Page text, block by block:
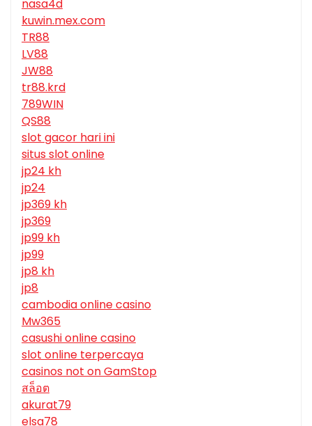
nasa4d
kuwin.mex.com
TR88
LV88
JW88
tr88.krd
789WIN
QS88
slot gacor hari ini
situs slot online
jp24 kh
jp24
jp369 kh
jp369
jp99 kh
jp99
jp8 kh
jp8
cambodia online casino
Mw365
casushi online casino
slot online terpercaya
casinos not on GamStop
สล็อต
akurat79
elsa78